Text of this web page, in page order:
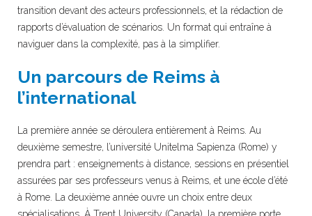
transition devant des acteurs professionnels, et la rédaction de
rapports d’évaluation de scénarios. Un format qui entraîne à
naviguer dans la complexité, pas à la simplifier.
Un parcours de Reims à
l’international
La première année se déroulera entièrement à Reims. Au
deuxième semestre, l’université Unitelma Sapienza (Rome) y
prendra part : enseignements à distance, sessions en présentiel
assurées par ses professeurs venus à Reims, et une école d’été
à Rome. La deuxième année ouvre un choix entre deux
spécialisations. À Trent University (Canada), la première porte